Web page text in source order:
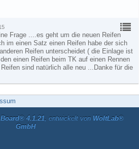
Frage ....es geht um die neuen Reifen
im einen Satz einen Reifen habe der sich
Reifen unterscheidet ( die Einlage ist
einen Reifen beim TK auf einen Rennen
sind natürlich alle neu ...Danke für die
4.1.21, entwickelt von WoltLab®
GmbH